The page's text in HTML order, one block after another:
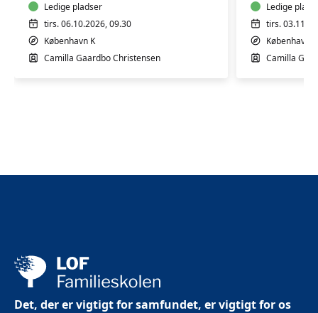
6
mdr.
Ledige pladser
tirs. 06.10.2026, 09.30
København K
Camilla Gaardbo Christensen
6
mdr.
Ledige
tirs.
København K
Camilla
Det, der er vigtigt for samfundet, er vigtigt for os